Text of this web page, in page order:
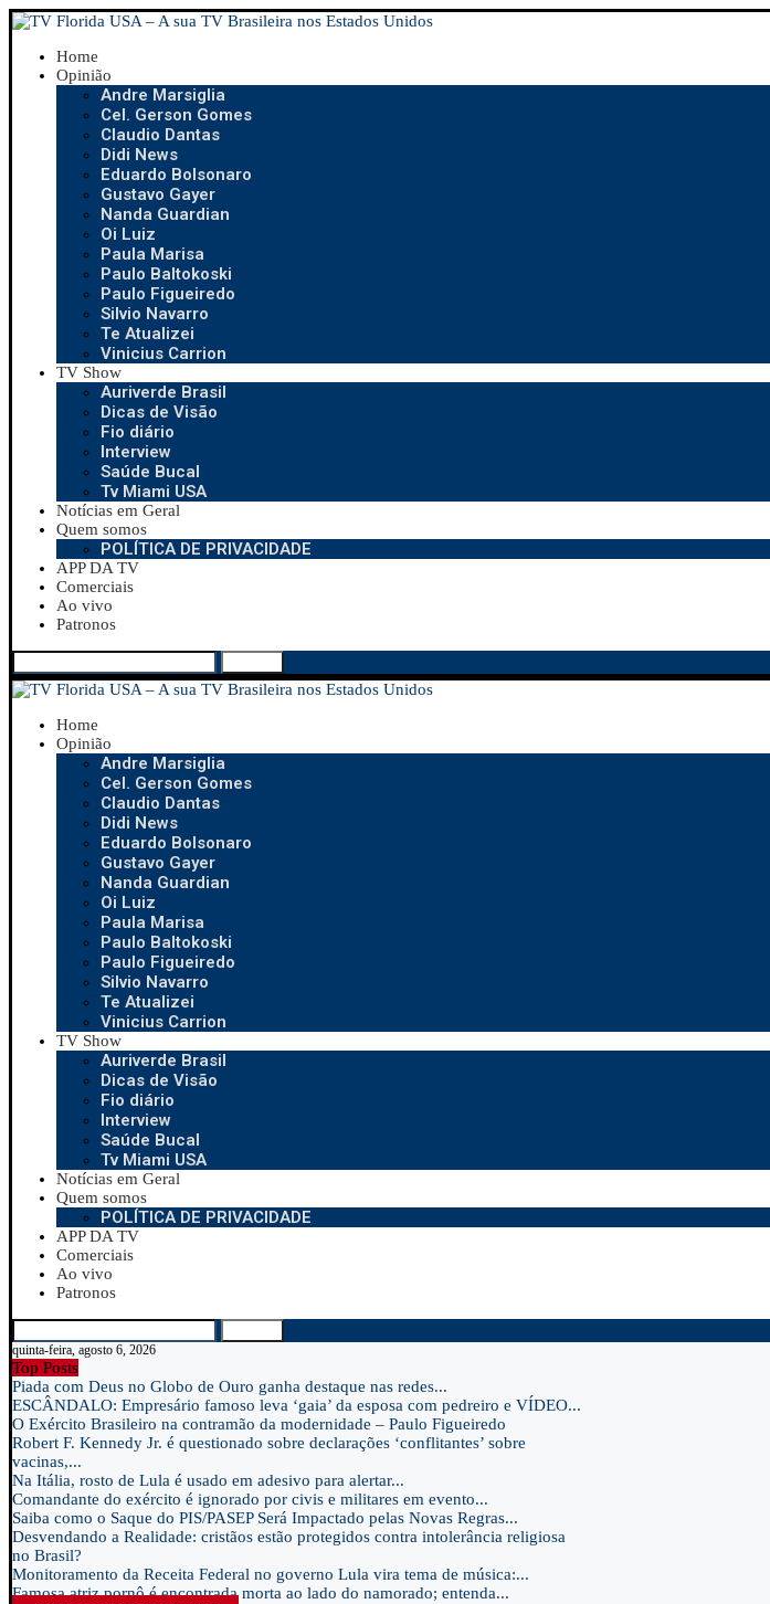
Home
Opinião
Andre Marsiglia
Cel. Gerson Gomes
Claudio Dantas
Didi News
Eduardo Bolsonaro
Gustavo Gayer
Nanda Guardian
Oi Luiz
Paula Marisa
Paulo Baltokoski
Paulo Figueiredo
Silvio Navarro
Te Atualizei
Vinicius Carrion
TV Show
Auriverde Brasil
Dicas de Visão
Fio diário
Interview
Saúde Bucal
Tv Miami USA
Notícias em Geral
Quem somos
POLÍTICA DE PRIVACIDADE
APP DA TV
Comerciais
Ao vivo
Patronos
Home
Opinião
Andre Marsiglia
Cel. Gerson Gomes
Claudio Dantas
Didi News
Eduardo Bolsonaro
Gustavo Gayer
Nanda Guardian
Oi Luiz
Paula Marisa
Paulo Baltokoski
Paulo Figueiredo
Silvio Navarro
Te Atualizei
Vinicius Carrion
TV Show
Auriverde Brasil
Dicas de Visão
Fio diário
Interview
Saúde Bucal
Tv Miami USA
Notícias em Geral
Quem somos
POLÍTICA DE PRIVACIDADE
APP DA TV
Comerciais
Ao vivo
Patronos
quinta-feira, agosto 6, 2026
Top Posts
Piada com Deus no Globo de Ouro ganha destaque nas redes...
ESCÂNDALO: Empresário famoso leva ‘gaia’ da esposa com pedreiro e VÍDEO...
O Exército Brasileiro na contramão da modernidade – Paulo Figueiredo
Robert F. Kennedy Jr. é questionado sobre declarações ‘conflitantes’ sobre
vacinas,...
Na Itália, rosto de Lula é usado em adesivo para alertar...
Comandante do exército é ignorado por civis e militares em evento...
Saiba como o Saque do PIS/PASEP Será Impactado pelas Novas Regras...
Desvendando a Realidade: cristãos estão protegidos contra intolerância religiosa
no Brasil?
Monitoramento da Receita Federal no governo Lula vira tema de música:...
Famosa atriz pornô é encontrada morta ao lado do namorado; entenda...